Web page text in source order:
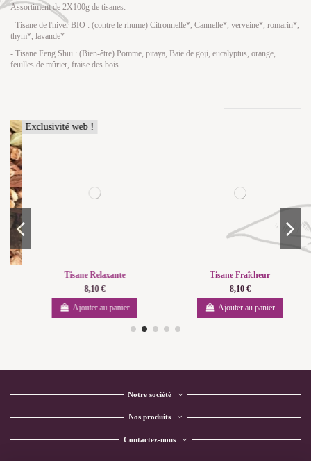
Assortiment de 2X100g de tisanes:
- Tisane de l'hiver BIO : (contre le rhume) Citronnelle*, Cannelle*, verveine*, romarin*,
thym*, lavande*
- Tisane Feng Shui : (Bien-être) Pomme, pitaya, Baie de goji, eucalyptus, orange,
feuilles de mûrier, fraise des bois...
Exclusivité web !
Tisane Relaxante
8,10 €
Ajouter au panier
Tisane Fraîcheur
8,10 €
Ajouter au panier
Notre société
Nos produits
Contactez-nous